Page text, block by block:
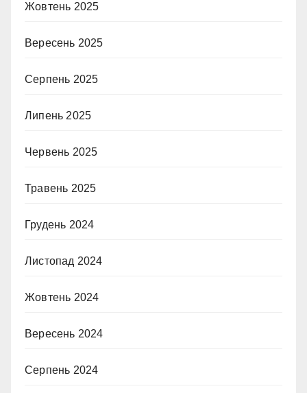
Жовтень 2025
Вересень 2025
Серпень 2025
Липень 2025
Червень 2025
Травень 2025
Грудень 2024
Листопад 2024
Жовтень 2024
Вересень 2024
Серпень 2024